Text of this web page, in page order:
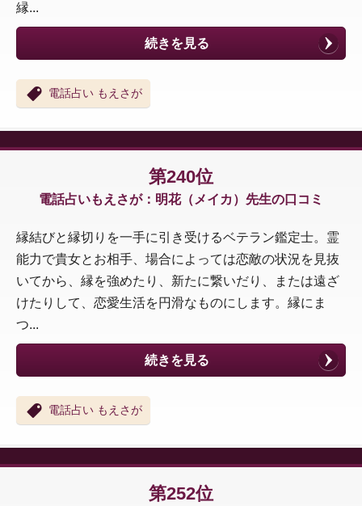
縁...
続きを見る
電話占い もえさが
第240位
電話占いもえさが：明花（メイカ）先生の口コミ
縁結びと縁切りを一手に引き受けるベテラン鑑定士。霊
能力で貴女とお相手、場合によっては恋敵の状況を見抜
いてから、縁を強めたり、新たに繋いだり、または遠ざ
けたりして、恋愛生活を円滑なものにします。縁にま
つ...
続きを見る
電話占い もえさが
第252位